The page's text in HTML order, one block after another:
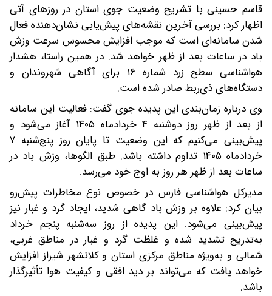
قاسم حسینی با تشریح وضعیت جوی استان در روزهای آتی
اظهار کرد: بررسی آخرین نقشه‌های پیش‌یابی نشان‌دهنده فعال
شدن سامانه‌ای است که موجب افزایش محسوس سرعت وزش
باد در ساعات بعد از ظهر خواهد شد. در همین راستا، هشدار
هواشناسی سطح زرد شماره ۱۶ برای آگاهی شهروندان و
دستگاه‌های ذی‌ربط صادر شده است.
وی درباره زمان‌بندی این پدیده جوی گفت: فعالیت این سامانه
از بعد از ظهر روز دوشنبه ۴ خردادماه ۱۴۰۵ آغاز می‌شود و
پیش‌بینی می‌کنیم که این وضعیت تا پایان روز پنج‌شنبه ۷
خردادماه ۱۴۰۵ تداوم داشته باشد. طبق الگوها، وزش باد در
ساعات بعد از ظهر هر روز به اوج خود می‌رسد.
مدیرکل هواشناسی فارس در خصوص نوع مخاطرات پیش‌رو
بیان کرد: علاوه بر وزش باد گاهی شدید، ایجاد گرد و غبار نیز
پیش‌بینی می‌شود. این پدیده از روز سه‌شنبه پنجم خرداد
به‌تدریج تشدید شده و غلظت گرد و غبار در مناطق غربی،
شمالی و به‌ویژه مناطق مرکزی استان و کلانشهر شیراز افزایش
خواهد یافت که می‌تواند بر دید افقی و کیفیت هوا تأثیرگذار
باشد.